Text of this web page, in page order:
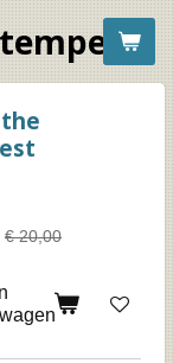
the
€ 20,00